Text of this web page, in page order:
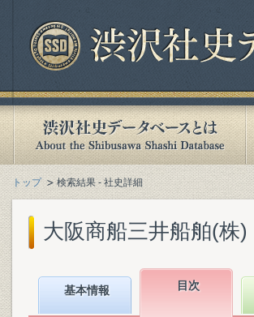
トップ 検索結果 - 社史詳細
大阪商船三井船舶(株
基本情報 目次